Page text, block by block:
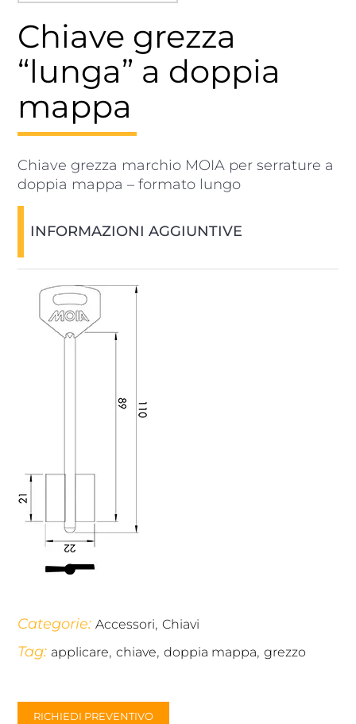
Chiave grezza
“lunga” a doppia
mappa
Chiave grezza marchio MOIA per serrature a
doppia mappa – formato lungo
INFORMAZIONI AGGIUNTIVE
Categorie:Accessori, Chiavi
Tag: applicare, chiave, doppia mappa, grezzo
RICHIEDI PREVENTIVO